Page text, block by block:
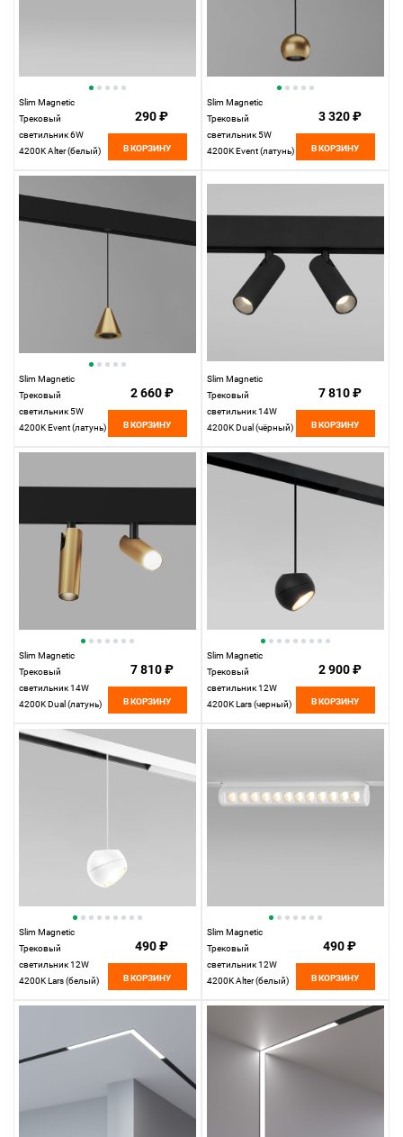
Slim Magnetic
Трековый
светильник 6W
4200K Alter (белый)
290 ₽
В КОРЗИНУ
Slim Magnetic
Трековый
светильник 5W
4200K Event (латунь)
Elektrostandard
3 320 ₽
В КОРЗИНУ
Slim Magnetic
Трековый
светильник 5W
4200K Event (латунь)
2 660 ₽
В КОРЗИНУ
Slim Magnetic
Трековый
светильник 14W
4200K Dual (чёрный)
Elektrostandard
7 810 ₽
В КОРЗИНУ
Slim Magnetic
Трековый
светильник 14W
4200K Dual (латунь)
Elektrostandard
7 810 ₽
В КОРЗИНУ
Slim Magnetic
Трековый
светильник 12W
4200K Lars (черный)
2 900 ₽
В КОРЗИНУ
Slim Magnetic
Трековый
светильник 12W
4200K Lars (белый)
490 ₽
В КОРЗИНУ
Slim Magnetic
Трековый
светильник 12W
4200K Alter (белый)
490 ₽
В КОРЗИНУ